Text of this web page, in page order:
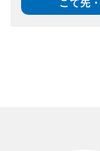
こて先